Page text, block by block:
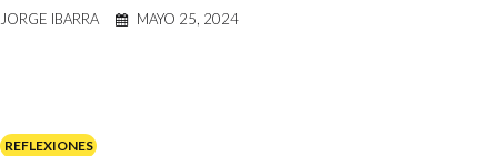
JORGE IBARRA MAYO 25, 2024
REFLEXIONES